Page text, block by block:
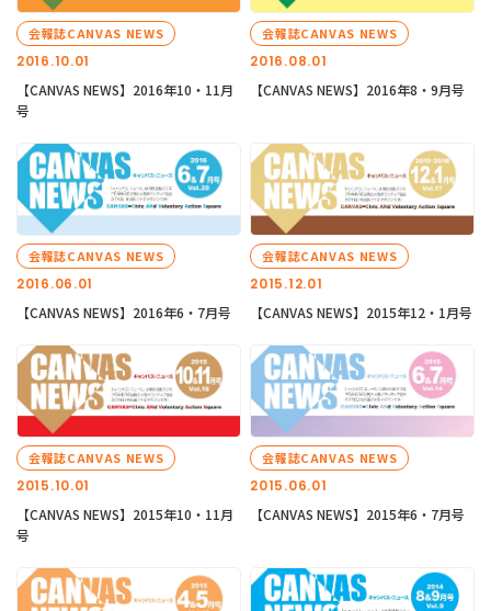
2016.10.01
会報誌CANVAS NEWS
【CANVAS NEWS】2016年10・11月
号
2016.08.01
会報誌CANVAS NEWS
【CANVAS NEWS】2016年8・9月号
2016.06.01
会報誌CANVAS NEWS
【CANVAS NEWS】2016年6・7月号
2015.12.01
会報誌CANVAS NEWS
【CANVAS NEWS】2015年12・1月号
2015.10.01
会報誌CANVAS NEWS
【CANVAS NEWS】2015年10・11月
号
2015.06.01
会報誌CANVAS NEWS
【CANVAS NEWS】2015年6・7月号